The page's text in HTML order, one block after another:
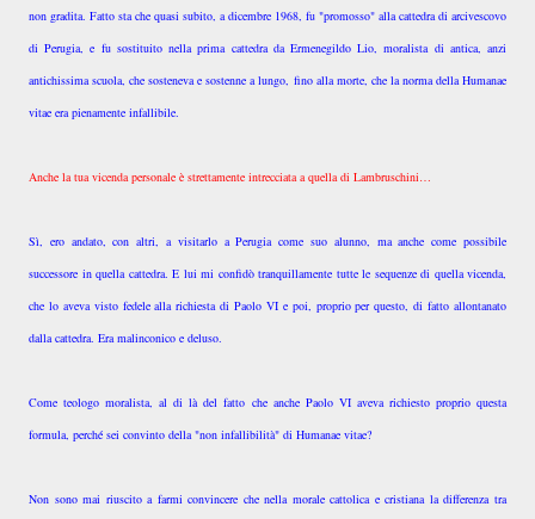
non gradita. Fatto sta che quasi subito, a dicembre 1968, fu "promosso" alla cattedra di arcivescovo
di Perugia, e fu sostituito nella prima cattedra da Ermenegildo Lio, moralista di antica, anzi
antichissima scuola, che sosteneva e sostenne a lungo, fino alla morte, che la norma della Humanae
vitae era pienamente infallibile.
Anche la tua vicenda personale è strettamente intrecciata a quella di Lambruschini…
Sì, ero andato, con altri, a visitarlo a Perugia come suo alunno, ma anche come possibile
successore in quella cattedra. E lui mi confidò tranquillamente tutte le sequenze di quella vicenda,
che lo aveva visto fedele alla richiesta di Paolo VI e poi, proprio per questo, di fatto allontanato
dalla cattedra. Era malinconico e deluso.
Come teologo moralista, al di là del fatto che anche Paolo VI aveva richiesto proprio questa
formula, perché sei convinto della "non infallibilità" di Humanae vitae?
Non sono mai riuscito a farmi convincere che nella morale cattolica e cristiana la differenza tra